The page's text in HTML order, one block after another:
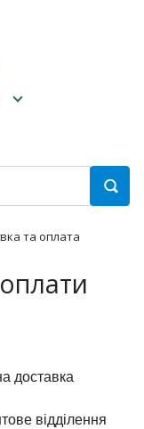
та оплата
доставка
відділення